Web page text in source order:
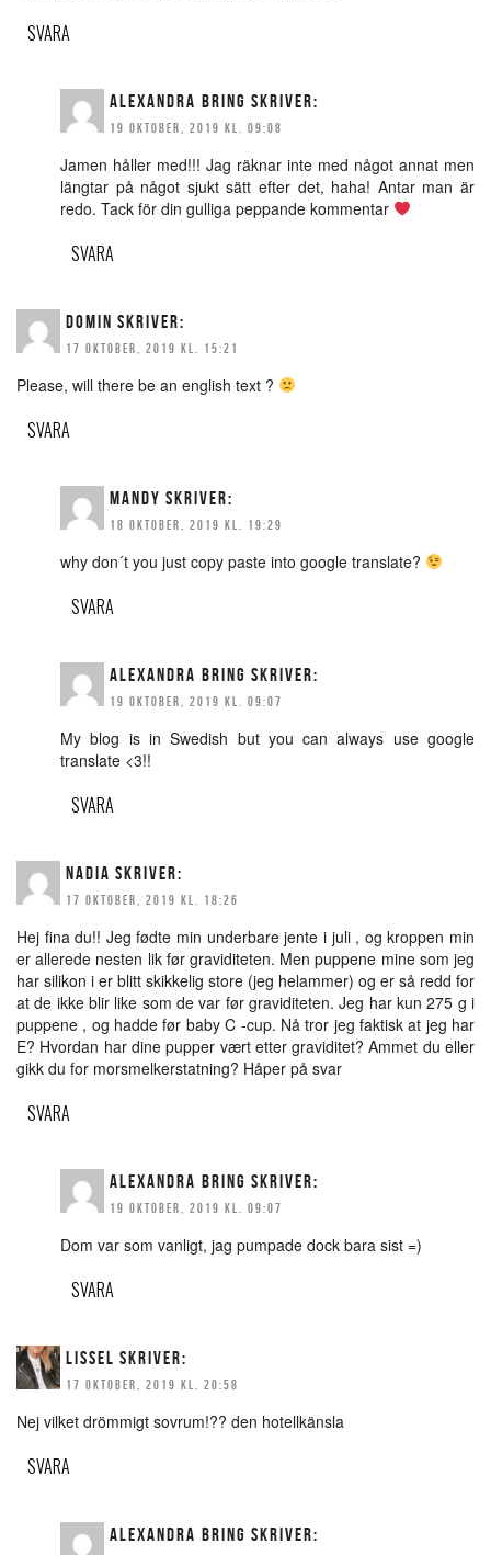
SVARA
ALEXANDRA BRING SKRIVER:
19 OKTOBER, 2019 KL. 09:08
Jamen håller med!!! Jag räknar inte med något annat men
längtar på något sjukt sätt efter det, haha! Antar man är
redo. Tack för din gulliga peppande kommentar
SVARA
DOMIN SKRIVER:
17 OKTOBER, 2019 KL. 15:21
Please, will there be an english text ?
SVARA
MANDY SKRIVER:
18 OKTOBER, 2019 KL. 19:29
why don´t you just copy paste into google translate?
SVARA
ALEXANDRA BRING SKRIVER:
19 OKTOBER, 2019 KL. 09:07
My blog is in Swedish but you can always use google
translate <3!!
SVARA
NADIA SKRIVER:
17 OKTOBER, 2019 KL. 18:26
Hej fina du!! Jeg fødte min underbare jente i juli , og kroppen min
er allerede nesten lik før graviditeten. Men puppene mine som jeg
har silikon i er blitt skikkelig store (jeg helammer) og er så redd for
at de ikke blir like som de var før graviditeten. Jeg har kun 275 g i
puppene , og hadde før baby C -cup. Nå tror jeg faktisk at jeg har
E? Hvordan har dine pupper vært etter graviditet? Ammet du eller
gikk du for morsmelkerstatning? Håper på svar
SVARA
ALEXANDRA BRING SKRIVER:
19 OKTOBER, 2019 KL. 09:07
Dom var som vanligt, jag pumpade dock bara sist =)
SVARA
LISSEL SKRIVER:
17 OKTOBER, 2019 KL. 20:58
Nej vilket drömmigt sovrum!?? den hotellkänsla
SVARA
ALEXANDRA BRING SKRIVER: